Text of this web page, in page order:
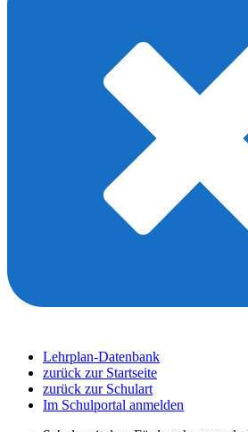
Lehrplan-Datenbank
zurück zur Startseite
zurück zur Schulart
Im Schulportal anmelden